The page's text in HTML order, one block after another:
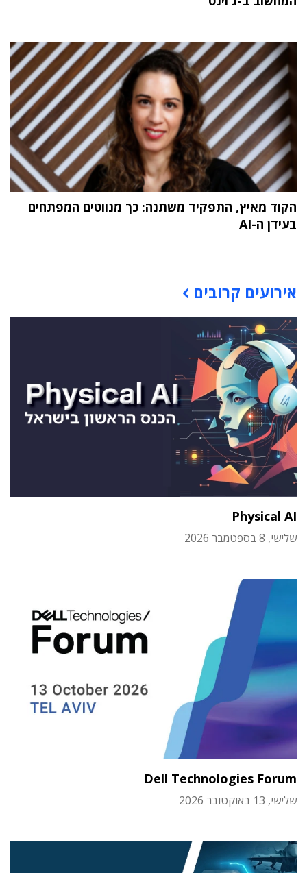
הקוד מאיץ, התפקיד משתנה: כך מנווטים המפתחים
בעידן ה-AI
אירועים קרובים
Physical AI
שלישי, 8 בספטמבר 2026
Dell Technologies Forum
שלישי, 13 באוקטובר 2026